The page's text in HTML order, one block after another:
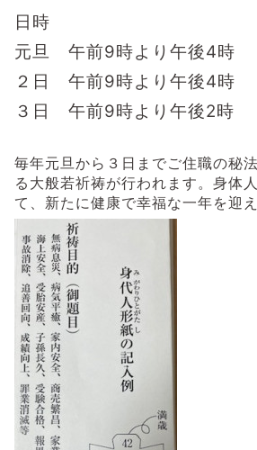
日時
元旦 午前9時より午後4時
２日 午前9時より午後4時
３日 午前9時より午後2時
毎年元旦から３日までご住職の秘
る大般若祈祷が行われます。身体
て、新たに健康で幸福な一年を迎